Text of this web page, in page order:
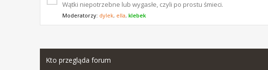
Wątki niepotrzebne lub wygasłe, czyli po prostu śmieci.
Moderatorzy: dylek, ella, klebek
Kto przegląda forum